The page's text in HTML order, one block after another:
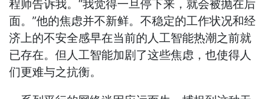
程师告诉我。“我觉得一旦停下来，就会被抛在后
面。”他的焦虑并不新鲜。不稳定的工作状况和经
济上的不安全感早在当前的人工智能热潮之前就
已存在。但人工智能加剧了这些焦虑，也使得人
们更难与之抗衡。